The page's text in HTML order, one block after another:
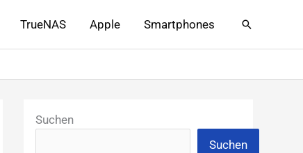
TrueNAS Apple Smartphones Suchen
Suchen
Suchen